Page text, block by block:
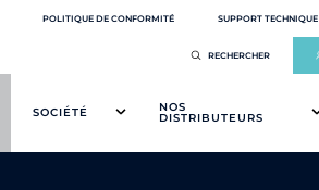
POLITIQUE DE CONFORMITÉ SUPPORT TECHNIQUE
SOCIÉTÉ NOS
DISTRIBUTEURS